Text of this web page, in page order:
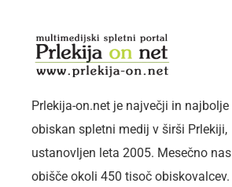
ČETRTEK, 6. AVGUST 2026 Sledite nam:
Prlekija-on.net je največji in najbolje
obiskan spletni medij v širši Prlekiji,
ustanovljen leta 2005. Mesečno nas
obišče okoli 450 tisoč obiskovalcev.